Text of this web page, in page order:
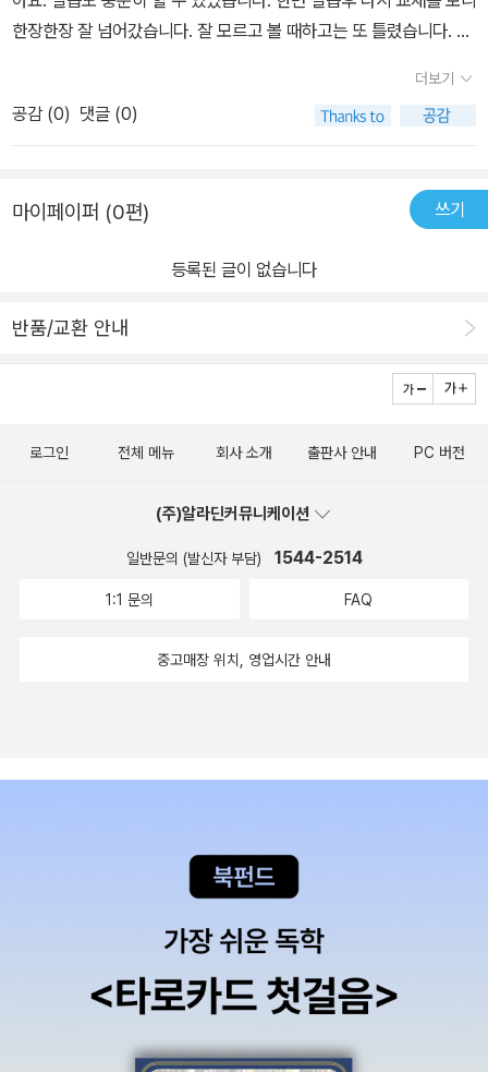
선물까지 덤으로 준다는 사실! Doit! 스터디룸: cafe.naver.com/d
oitstudyroom 궁금한 점이 있다면 저자가 직접 운영하는 블로그와
카페에 방문해도 좋습니다. 질문할 때 구체적으로 ‘책 몇 쪽의 어떤 내
용’을 알려 주면 저자의 친절한 답변을 들을 수 있습니다. 짤막한 강좌
한장한장 잘 넘어갔습니다. 잘 모르고 볼 때하고는 또 틀렸습니다. 엑
또한 모르고 놓쳤던 부분 공부 할 수 있었습니다. 제가 원한 것은 이 3
가지 였었는데 거기에 한글까지 들어가 있어서 좋았습니다.
더보기
공감 (0) 댓글 (0)
마이페이퍼 (0편) 쓰기
등록된 글이 없습니다
반품/교환 안내
로그인 전체 메뉴 회사 소개 출판사 안내 PC 버전
(주)알라딘커뮤니케이션
일반문의 (발신자 부담) 1544-2514
1:1 문의 FAQ
중고매장 위치, 영업시간 안내